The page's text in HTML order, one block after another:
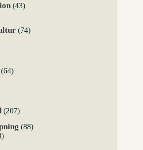
4343
7474
6464
207207
8888
88